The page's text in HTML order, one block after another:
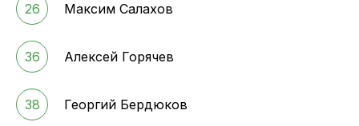
26 Максим Салахов
36 Алексей Горячев
38 Георгий Бердюков